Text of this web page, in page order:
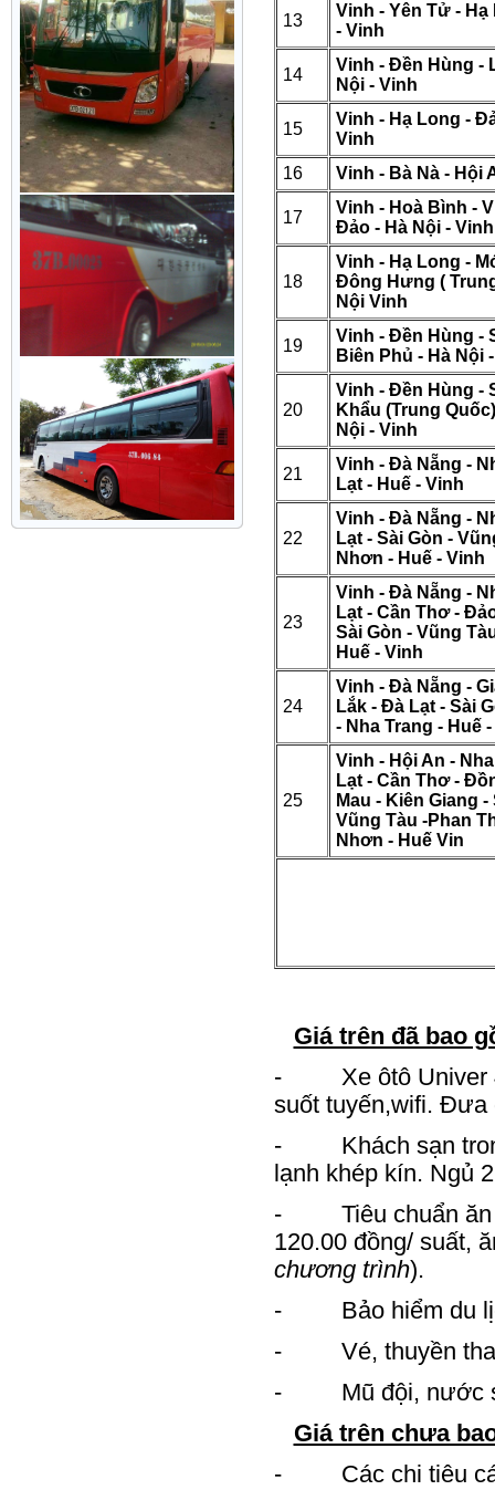
13
Vinh - Yên Tử - Hạ
- Vinh
14
Vinh - Đền Hùng -
Nội - Vinh
15
Vinh - Hạ Long -
Vinh
16
Vinh - Bà Nà - Hội
17
Vinh - Hoà Bình -
Đảo - Hà Nội - Vinh
18
Vinh - Hạ Long -
Đông Hưng (
Nội Vinh
19
Vinh - Đền Hùng -
Biên Phủ - Hà Nội
20
Vinh - Đền Hùng -
Khẩu (Trung
Nội - Vinh
21
Vinh - Đà Nẵng -
Lạt - Huế - Vinh
22
Vinh - Đà Nẵng -
Lạt - Sài Gòn -
Nhơn - Huế - Vinh
23
Vinh - Đà Nẵng -
Lạt - Cần Thơ -
Sài Gòn - Vũng
Huế - Vinh
24
Vinh - Đà Nẵng -
Lắk - Đà Lạt - Sài
- Nha Trang - Huế
25
Vinh - Hội An -
Lạt - Cần Thơ -
Mau - Kiên Giang -
Vũng Tàu -Phan
Nhơn - Huế Vin
Giá trên đã bao
- Xe ôtô Univer
suốt tuyến,wifi. Đưa
- Khách sạn trong
lạnh khép kín. Ngủ
- Tiêu chuẩn ăn
120.00 đồng/ suất,
chương trình).
- Bảo hiểm du
- Vé, thuyền tham
- Mũ đội, nước
Giá trên chưa
- Các chi tiêu cá